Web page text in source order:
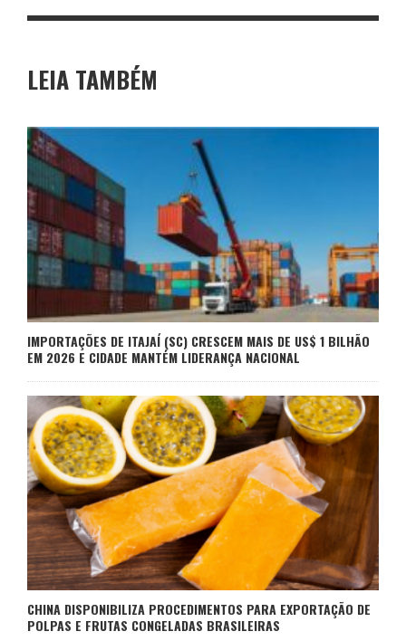
LEIA TAMBÉM
IMPORTAÇÕES DE ITAJAÍ (SC) CRESCEM MAIS DE US$ 1 BILHÃO
EM 2026 E CIDADE MANTÉM LIDERANÇA NACIONAL
CHINA DISPONIBILIZA PROCEDIMENTOS PARA EXPORTAÇÃO DE
POLPAS E FRUTAS CONGELADAS BRASILEIRAS